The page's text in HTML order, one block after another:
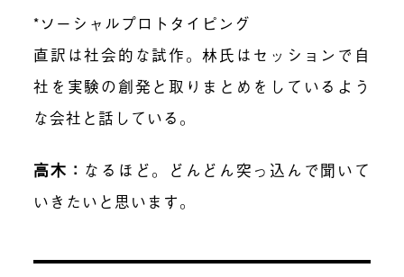
*ソーシャルプロトタイピング
直訳は社会的な試作。林氏はセッションで自
社を実験の創発と取りまとめをしているよう
な会社と話している。
高木： なるほど。どんどん突っ込んで聞いて
いきたいと思います。